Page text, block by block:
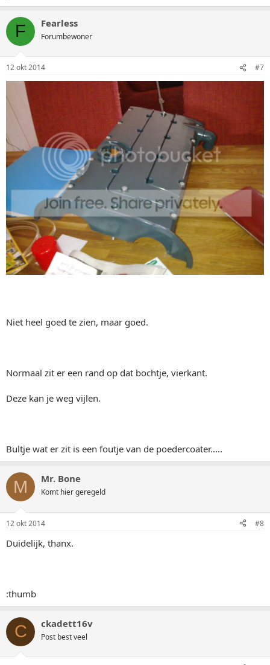
F Fearless
Forumbewoner
12 okt 2014 #7
Niet heel goed te zien, maar goed.
Normaal zit er een rand op dat bochtje, vierkant.
Deze kan je weg vijlen.
Bultje wat er zit is een foutje van de poedercoater.....
M Mr. Bone
Komt hier geregeld
12 okt 2014 #8
Duidelijk, thanx.
:thumb
C ckadett16v
Post best veel